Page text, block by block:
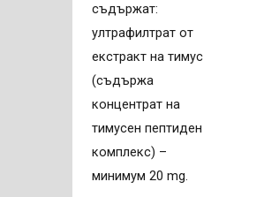
съдържат:
ултрафилтрат от
екстракт на тимус
(съдържа
концентрат на
тимусен пептиден
комплекс) –
минимум 20 mg.